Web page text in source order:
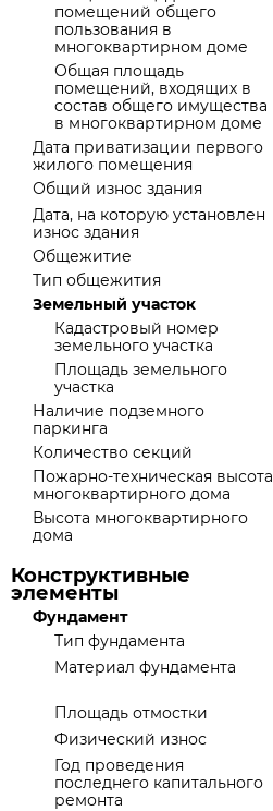
помещений общего
пользования в
многоквартирном доме
Общая площадь
помещений, входящих в
состав общего имущества
в многоквартирном доме
Дата приватизации первого
жилого помещения
Общий износ здания
Дата, на которую установлен
износ здания
Общежитие
Тип общежития
Земельный участок
Кадастровый номер
земельного участка
Площадь земельного
участка
Наличие подземного
паркинга
Количество секций
Пожарно-техническая высота
многоквартирного дома
Высота многоквартирного
дома
Конструктивные
элементы
Фундамент
Тип фундамента
Материал фундамента
Площадь отмостки
Физический износ
Год проведения
последнего капитального
ремонта